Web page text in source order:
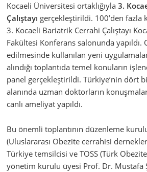
Kocaeli Üniversitesi ortaklığıyla 3.
Çalıştayı gerçekleştirildi. 100’den fazla
3. Kocaeli Bariatrik Cerrahi Çalıştayı
Fakültesi Konferans salonunda yapıldı.
edilmesinde kullanılan yeni
alındığı toplantıda temel konuların
panel gerçekleştirildi. Türkiye’nin dört
alanında uzman doktorların
canlı ameliyat yapıldı.
Bu önemli toplantının düzenleme kurulu
(Uluslararası Obezite cerrahisi
Türkiye temsilcisi ve TOSS (Türk
yönetim kurulu üyesi Prof. Dr. Mustafa